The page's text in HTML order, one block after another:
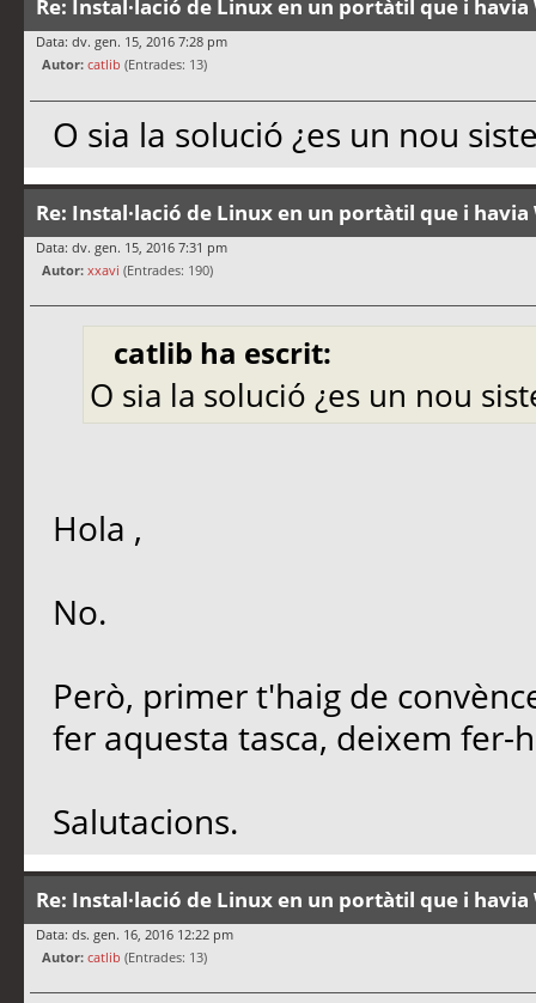
Re: Instal·lació de Linux en un portàtil que i
Data: dv. gen. 15, 2016 7:28 pm
Autor: catlib (Entrades: 13)
O sia la solució ¿es un nou
Re: Instal·lació de Linux en un portàtil que i havia
Data: dv. gen. 15, 2016 7:31 pm
Autor: xxavi (Entrades: 190)
catlib ha escrit:
O sia la solució ¿es un nou
Hola ,
No.
Però, primer t'haig de
fer aquesta tasca, deixem fer-
Salutacions.
Re: Instal·lació de Linux en un portàtil que i havia
Data: ds. gen. 16, 2016 12:22 pm
Autor: catlib (Entrades: 13)